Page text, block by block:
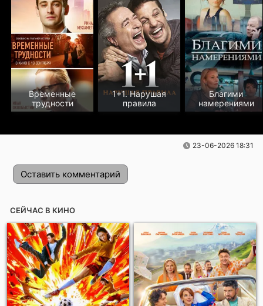
Временные
трудности
1+1. Нарушая
правила
Благими
намерениями
23-06-2026 18:31
Оставить комментарий
Отправить!
СЕЙЧАС В КИНО